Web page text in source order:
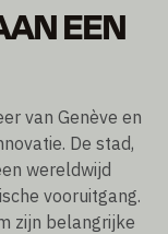
EEN
van Genève en
De stad,
wereldwijd
vooruitgang.
zijn belangrijke